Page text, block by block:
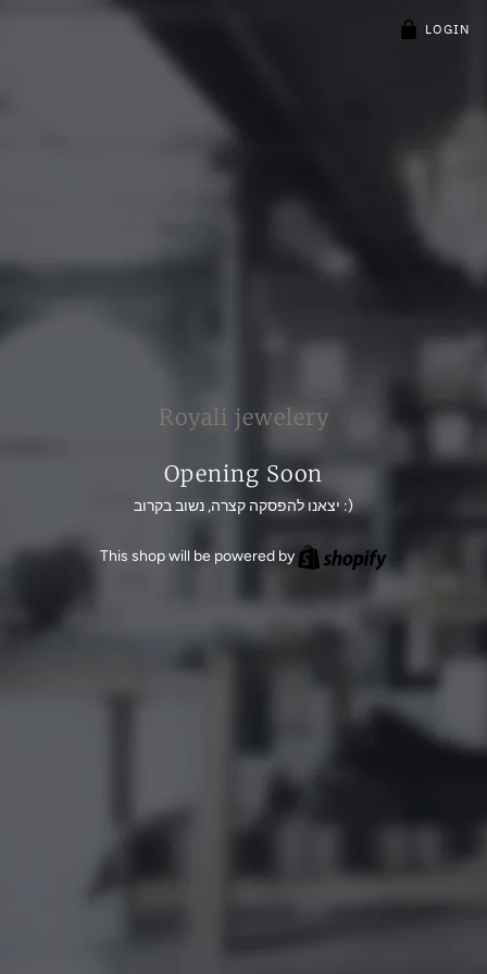
LOGIN
Royali jewelery
Opening Soon
יצאנו להפסקה קצרה, נשוב בקרוב :)
This shop will be powered by Shopify